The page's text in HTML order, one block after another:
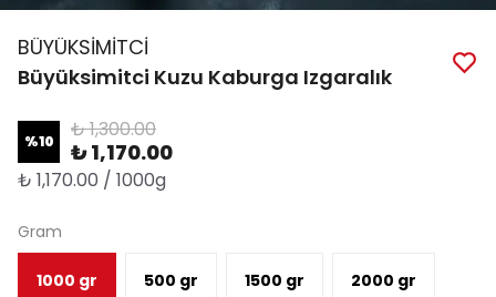
BÜYÜKSİMİTCİ
Büyüksimitci Kuzu Kaburga Izgaralık
%10 ₺ 1,300.00
₺ 1,170.00
₺ 1,170.00 / 1000g
Gram
1000 gr 500 gr 1500 gr 2000 gr